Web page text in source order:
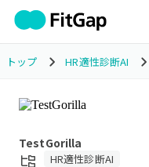
トップ HR適性診断AI
TestGorilla
HR適性診断AI